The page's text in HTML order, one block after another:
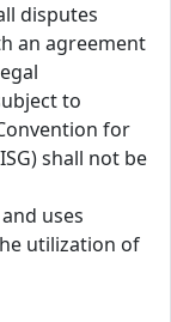
disputes
an agreement
to
for
shall not be
uses
utilization of